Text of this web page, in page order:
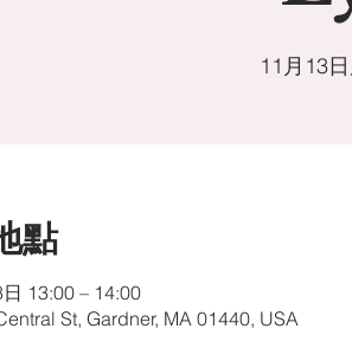
11月13
點
13:00 – 14:00
St, Gardner, MA 01440, USA